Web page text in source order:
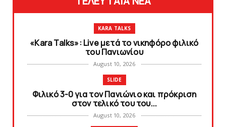
KARA TALKS
«Kara Talks»: Live μετά το νικηφόρο φιλικό
του Πανιωνίου
August 10, 2026
SLIDE
Φιλικό 3-0 για τον Πανιώνιο και πρόκριση
στον τελικό του του...
August 10, 2026